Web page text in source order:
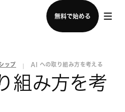
無料で始める
ムに問い合わせる
ップ AI への取り組み方を考える
組み方を考